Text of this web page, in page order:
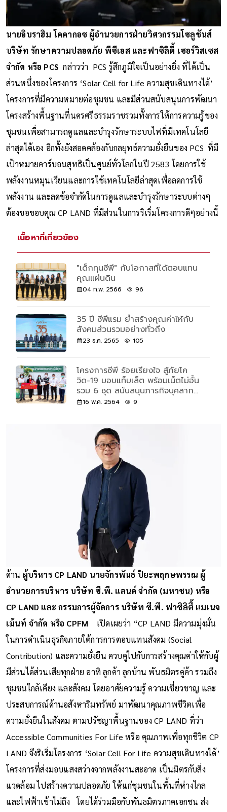
นายอิบราฮิม โคคากอซ ผู้อำนวยการฝ่ายวิศวกรรมโซลูชันส์
บริษัท รักษาความปลอดภัย พีซีเอส และฟาซิลิตี้ เซอร์วิสเซส
จำกัด หรือ PCS กล่าวว่า PCS รู้สึกภูมิใจเป็นอย่างยิ่ง ที่ได้เป็น
ส่วนหนึ่งของโครงการ ‘Solar Cell for Life ความสุขเดินทางได้’
โครงการที่มีความหมายต่อชุมชน และมีส่วนสนับสนุนการพัฒนา
โครงสร้างพื้นฐานที่นครศรีธรรมราชรวมทั้งการให้การความรู้ของ
ชุมชนเพื่อสามารถดูแลและบํารุงรักษาระบบไฟที่มีเทคโนโลยี
ล่าสุดได้เอง อีกทั้งยังสอดคล้องกับกลยุทธ์ความยั่งยืนของ PCS ที่มี
เป้าหมายคาร์บอนสุทธิเป็นศูนย์ทั่วโลกในปี 2583 โดยการใช้
พลังงานหมุนเวียนและการใช้เทคโนโลยีล่าสุดเพื่อลดการใช้
พลังงาน และลดข้อจำกัดในการดูแลและบำรุงรักษาระบบต่างๆ
ต้องขอขอบคุณ CP LAND ที่มีส่วนในการริเริ่มโครงการดีๆอย่างนี้
เนื้อหาที่เกี่ยวข้อง
"เด็กทุนซีพี" กับโอกาสที่ได้ตอบแทน
คุณแผ่นดิน
04 ก.พ. 2566 96
35 ปี ซีพีแรม ย้ำสร้างคุณค่าให้กับ
สังคมส่วนรวมอย่างทั่วถึง
23 ธ.ค. 2565 105
โครงการซีพี ร้อยเรียงใจ สู้ภัยโค
วิด-19 มอบแท็บเล็ต พร้อมเน็ตไม่อั้น
รวม 6 ชุด สนับสนุนภารกิจบุคลากร
ทางการแพทย์
16 พ.ค. 2564 9
ด้าน ผู้บริหาร CP LAND นายจักรพันธ์ ปิยะพฤกษพรรณ ผู้
อำนวยการบริหาร บริษัท ซี.พี. แลนด์ จำกัด (มหาชน) หรือ
CP LAND และ กรรมการผู้จัดการ บริษัท ซี.พี. ฟาซิลิตี้ แมเนจ
เม้นท์ จำกัด หรือ CPFM
เปิดเผยว่า “CP LAND มีความมุ่งมั่น
ในการดำเนินธุรกิจภายใต้การการตอบแทนสังคม (Social
Contribution) และความยั่งยืน ควบคู่ไปกับการสร้างคุณค่าให้กับผู้
มีส่วนได้ส่วนเสียทุกฝ่าย อาทิ ลูกค้า ลูกบ้าน พันธมิตรคู่ค้า รวมถึง
ชุมชนใกล้เคียง และสังคม โดยอาศัยความรู้ ความเชี่ยวชาญ และ
ประสบการณ์ด้านอสังหาริมทรัพย์ มาพัฒนาคุณภาพชีวิตเพื่อ
ความยั่งยืนในสังคม ตามปรัชญาพื้นฐานของ CP LAND ที่ว่า
Accessible Communities For Life หรือ คุณภาพเพื่อทุกชีวิต CP
LAND จึงริเริ่มโครงการ ‘Solar Cell For Life ความสุขเดินทางได้’
โครงการที่ส่งมอบแสงสว่างจากพลังงานสะอาด เป็นมิตรกับสิ่ง
แวดล้อม ไปสร้างความปลอดภัย ให้แก่ชุมชนในพื้นที่ห่างไกล
และไฟฟ้าเข้าไม่ถึง โดยได้ร่วมมือกับพันธมิตรภาคเอกชน ส่ง